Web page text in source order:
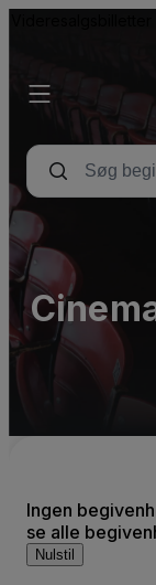
Ingen
se alle
Nulstil